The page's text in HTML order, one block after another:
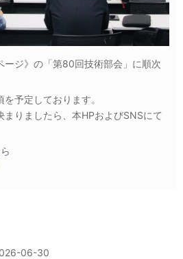
ージ》の「第80回技術部会」に順次
予定しております。
まりましたら、本HPおよびSNSにて
06-30